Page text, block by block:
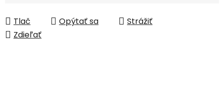
Tlač
Opýtať sa
Strážiť
Zdieľať